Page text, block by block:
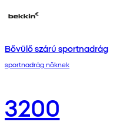
Bővülő szárú sportnadrág
sportnadrág nőknek
3200